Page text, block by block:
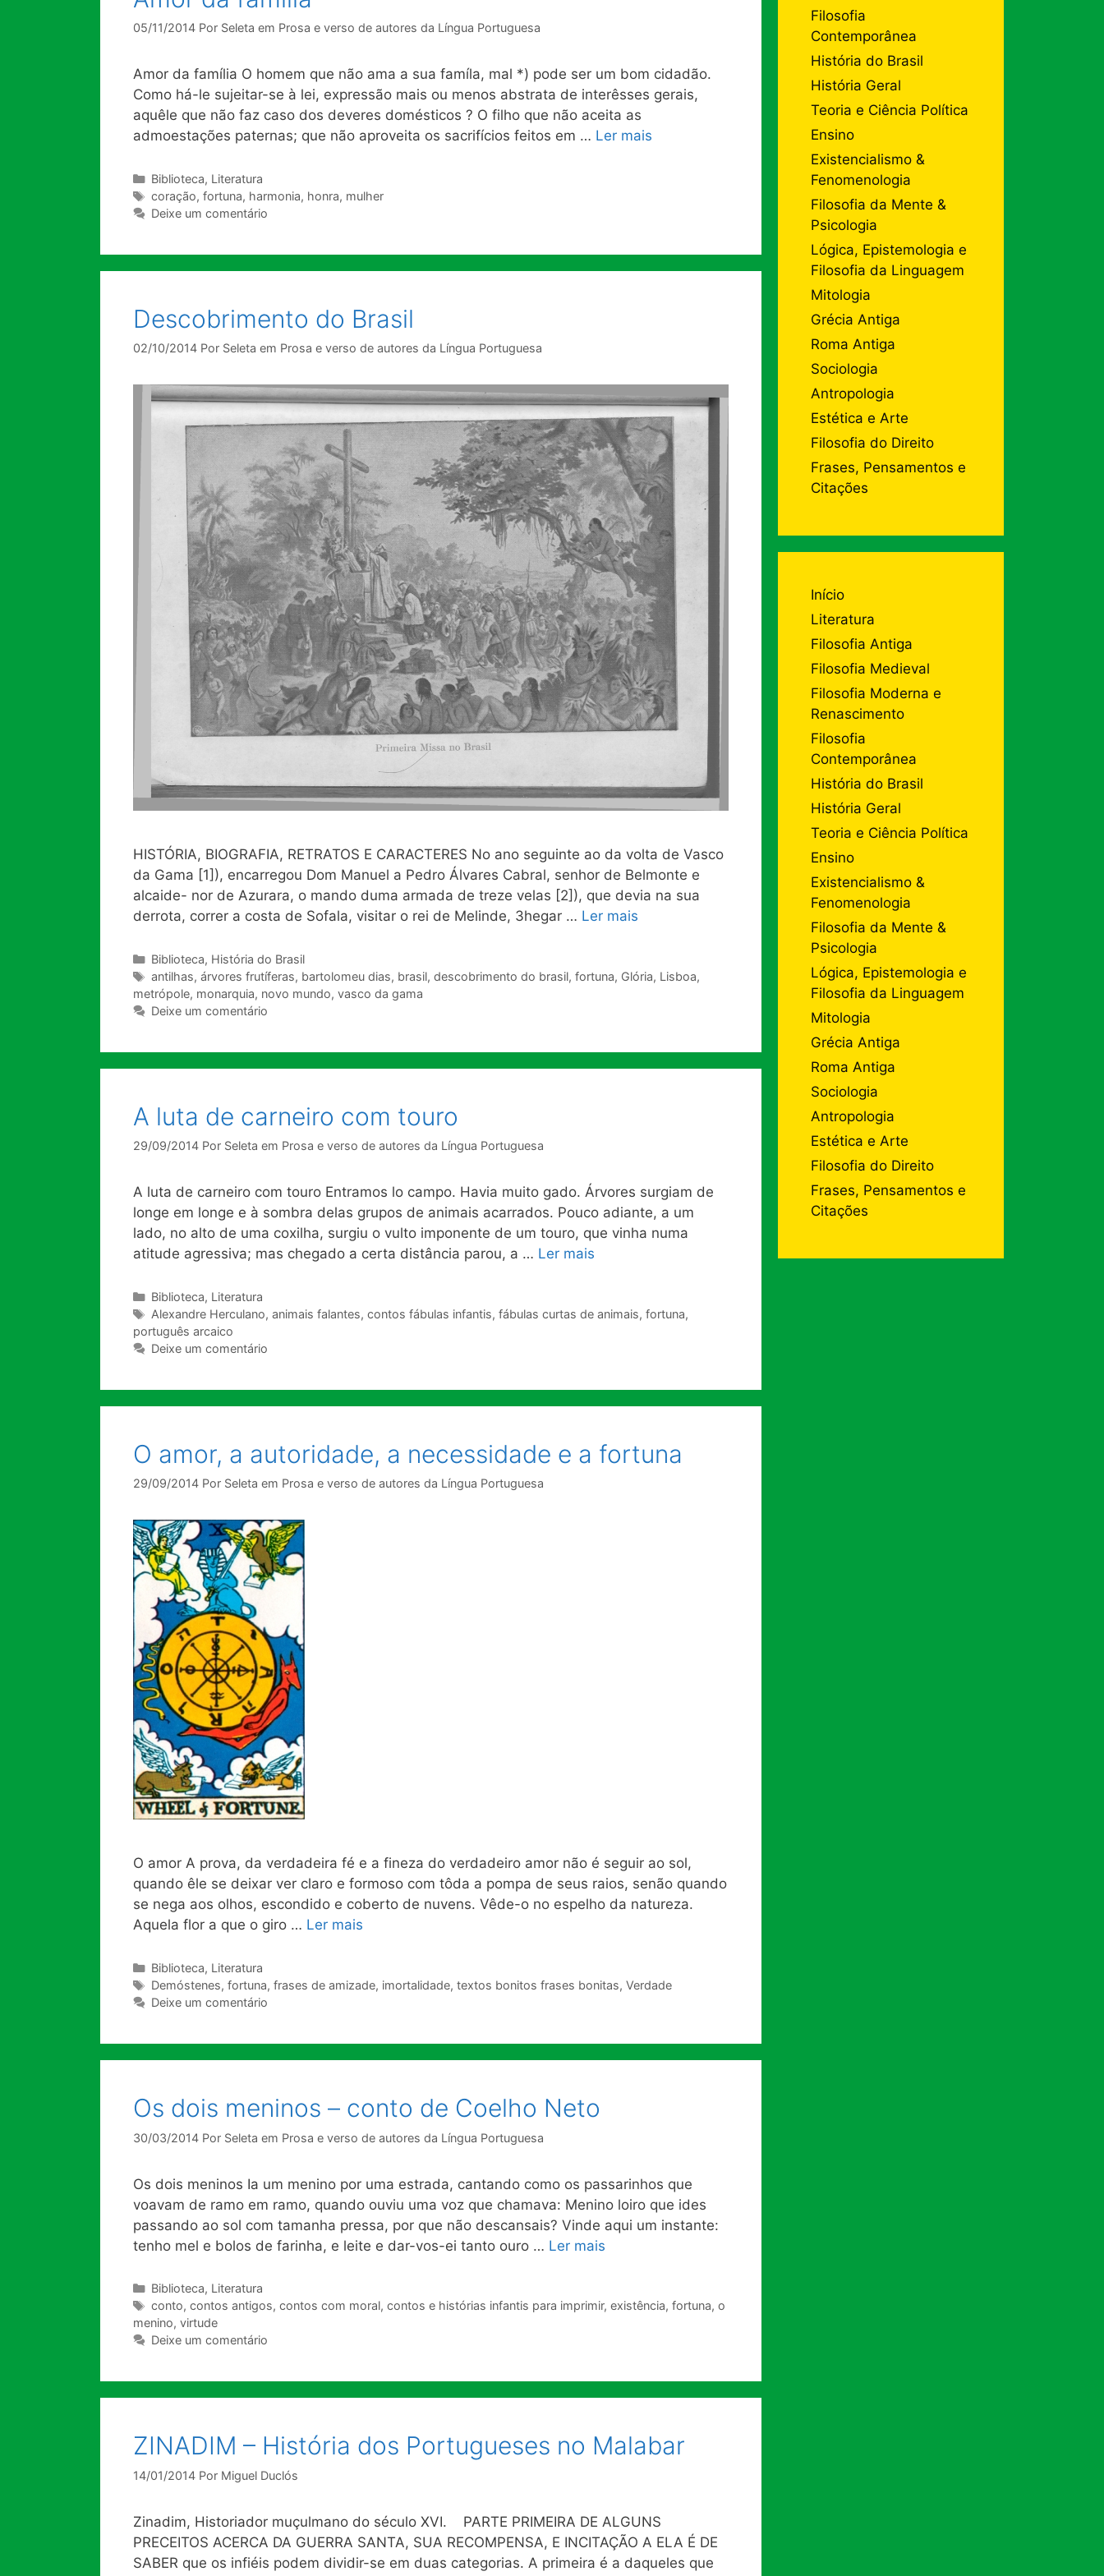
05/11/2014 Por Seleta em Prosa e verso de autores da Língua Portuguesa
Amor da família O homem que não ama a sua famíla, mal *) pode ser um bom cidadão.
Como há-le sujeitar-se à lei, expressão mais ou menos abstrata de interêsses gerais,
aquêle que não faz caso dos deveres domésticos ? O filho que não aceita as
admoestações paternas; que não aproveita os sacrifícios feitos em … Ler mais
Categorias
Biblioteca, Literatura
Tags
coração, fortuna, harmonia, honra, mulher
Deixe um comentário
Descobrimento do Brasil
02/10/2014 Por Seleta em Prosa e verso de autores da Língua Portuguesa
HISTÓRIA, BIOGRAFIA, RETRATOS E CARACTERES No ano seguinte ao da volta de Vasco
da Gama [1]), encarregou Dom Manuel a Pedro Álvares Cabral, senhor de Belmonte e
alcaide- nor de Azurara, o mando duma armada de treze velas [2]), que devia na sua
derrota, correr a costa de Sofala, visitar o rei de Melinde, 3hegar … Ler mais
Categorias
Biblioteca, História do Brasil
Tags
antilhas, árvores frutíferas, bartolomeu dias, brasil, descobrimento do brasil, fortuna, Glória, Lisboa,
metrópole, monarquia, novo mundo, vasco da gama
Deixe um comentário
A luta de carneiro com touro
29/09/2014 Por Seleta em Prosa e verso de autores da Língua Portuguesa
A luta de carneiro com touro Entramos lo campo. Havia muito gado. Árvores surgiam de
longe em longe e à sombra delas grupos de animais acarrados. Pouco adiante, a um
lado, no alto de uma coxilha, surgiu o vulto imponente de um touro, que vinha numa
atitude agressiva; mas chegado a certa distância parou, a … Ler mais
Categorias
Biblioteca, Literatura
Tags
Alexandre Herculano, animais falantes, contos fábulas infantis, fábulas curtas de animais, fortuna,
português arcaico
Deixe um comentário
O amor, a autoridade, a necessidade e a fortuna
29/09/2014 Por Seleta em Prosa e verso de autores da Língua Portuguesa
O amor A prova, da verdadeira fé e a fineza do verdadeiro amor não é seguir ao sol,
quando êle se deixar ver claro e formoso com tôda a pompa de seus raios, senão quando
se nega aos olhos, escondido e coberto de nuvens. Vêde-o no espelho da natureza.
Aquela flor a que o giro … Ler mais
Categorias
Biblioteca, Literatura
Tags
Demóstenes, fortuna, frases de amizade, imortalidade, textos bonitos frases bonitas, Verdade
Deixe um comentário
Os dois meninos – conto de Coelho Neto
30/03/2014 Por Seleta em Prosa e verso de autores da Língua Portuguesa
Os dois meninos Ia um menino por uma estrada, cantando como os passarinhos que
voavam de ramo em ramo, quando ouviu uma voz que chamava: Menino loiro que ides
passando ao sol com tamanha pres­sa, por que não descansais? Vinde aqui um instante:
tenho mel e bolos de farinha, e leite e dar-vos-ei tanto ouro … Ler mais
Categorias
Biblioteca, Literatura
Tags
conto, contos antigos, contos com moral, contos e histórias infantis para imprimir, existência, fortuna, o
menino, virtude
Deixe um comentário
ZINADIM – História dos Portugueses no Malabar
14/01/2014 Por Miguel Duclós
Zinadim, Historiador muçulmano do século XVI. PARTE PRIMEIRA DE ALGUNS
PRECEITOS ACERCA DA GUERRA SANTA, SUA RECOMPENSA, E INCITAÇÃO A ELA É DE
SABER que os infiéis podem dividir-se em duas categorias. A primeira é a daqueles que
Filosofia
Contemporânea
História do Brasil
História Geral
Teoria e Ciência Política
Ensino
Existencialismo &
Fenomenologia
Filosofia da Mente &
Psicologia
Lógica, Epistemologia e
Filosofia da Linguagem
Mitologia
Grécia Antiga
Roma Antiga
Sociologia
Antropologia
Estética e Arte
Filosofia do Direito
Frases, Pensamentos e
Citações
Início
Literatura
Filosofia Antiga
Filosofia Medieval
Filosofia Moderna e
Renascimento
Filosofia
Contemporânea
História do Brasil
História Geral
Teoria e Ciência Política
Ensino
Existencialismo &
Fenomenologia
Filosofia da Mente &
Psicologia
Lógica, Epistemologia e
Filosofia da Linguagem
Mitologia
Grécia Antiga
Roma Antiga
Sociologia
Antropologia
Estética e Arte
Filosofia do Direito
Frases, Pensamentos e
Citações